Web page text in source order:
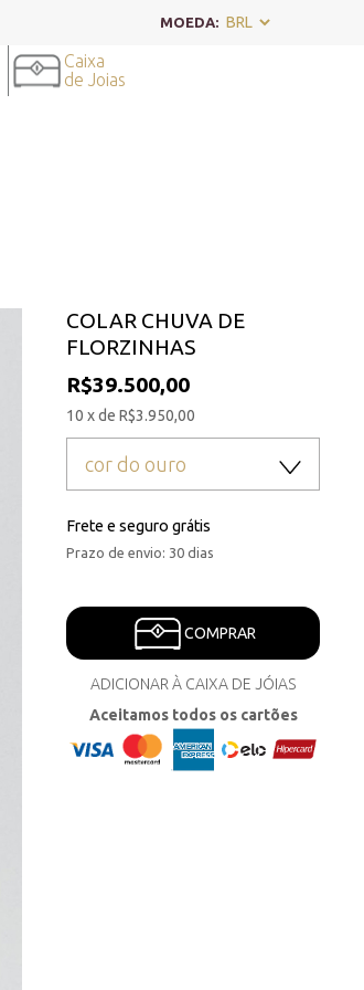
MOEDA:
Caixa
de Joias
COLAR CHUVA DE
FLORZINHAS
R$39.500,00
10 x de R$3.950,00
cor do ouro
Frete e seguro grátis
Prazo de envio: 30 dias
COMPRAR
ADICIONAR À CAIXA DE JÓIAS
Aceitamos todos os cartões